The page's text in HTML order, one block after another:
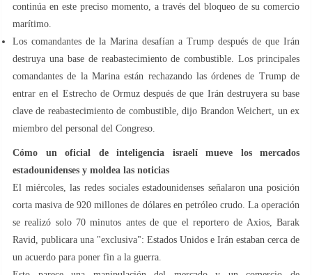
continúa en este preciso momento, a través del bloqueo de su comercio
marítimo.
Los comandantes de la Marina desafían a Trump después de que Irán
destruya una base de reabastecimiento de combustible. Los principales
comandantes de la Marina están rechazando las órdenes de Trump de
entrar en el Estrecho de Ormuz después de que Irán destruyera su base
clave de reabastecimiento de combustible, dijo Brandon Weichert, un ex
miembro del personal del Congreso.
Cómo un oficial de inteligencia israelí mueve los mercados
estadounidenses y moldea las noticias
El miércoles, las redes sociales estadounidenses señalaron una posición
corta masiva de 920 millones de dólares en petróleo crudo. La operación
se realizó solo 70 minutos antes de que el reportero de Axios, Barak
Ravid, publicara una "exclusiva": Estados Unidos e Irán estaban cerca de
un acuerdo para poner fin a la guerra.